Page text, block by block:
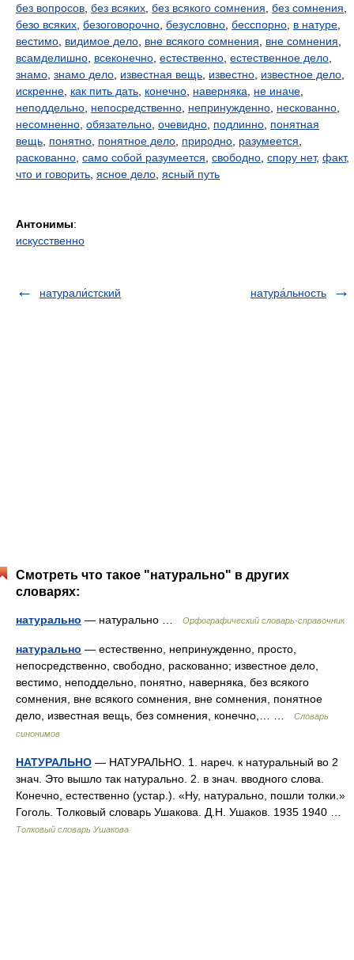
без вопросов без всяких без всякого сомнения без сомнения
безо всяких безоговорочно безусловно бесспорно в натуре
вестимо видимое дело вне всякого сомнения вне сомнения
всамделишно всеконечно естественно естественное дело
знамо знамо дело известная вещь известно известное дело
искренне как пить дать конечно наверняка не иначе
неподдельно непосредственно непринужденно нескованно
несомненно обязательно очевидно подлинно понятная
вещь понятно понятное дело природно разумеется
раскованно само собой разумеется свободно спору нет, факт,
что и говорить ясное дело ясный путь
Антонимы:
искусственно
натурали́стский натура́льность
Смотреть что такое "натурально" в других
словарях:
натурально — натурально … Орфографический словарь-справочник
натурально — естественно, непринужденно, просто,
непосредственно, свободно, раскованно; известное дело,
вестимо, неподдельно, понятно, наверняка, без всякого
сомнения, вне всякого сомнения, вне сомнения, понятное
дело, известная вещь, без сомнения, конечно,… …
Словарь
синонимов
НАТУРАЛЬНО — НАТУРАЛЬНО. 1. нареч. к натуральный во 2
знач. Это вышло так натурально. 2. в знач. вводного слова.
Конечно, естественно (устар.). «Ну, натурально, пошли толки.»
Гоголь. Толковый словарь Ушакова. Д.Н. Ушаков. 1935 1940 …
Толковый словарь Ушакова